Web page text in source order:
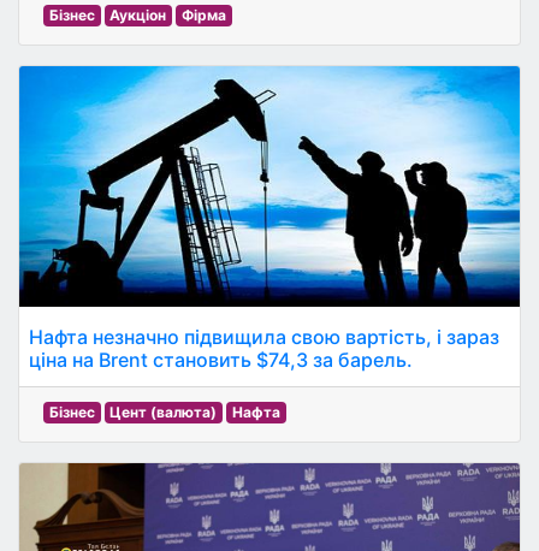
Бізнес Аукціон Фірма
Нафта незначно підвищила свою вартість, і зараз
ціна на Brent становить $74,3 за барель.
Бізнес Цент (валюта) Нафта